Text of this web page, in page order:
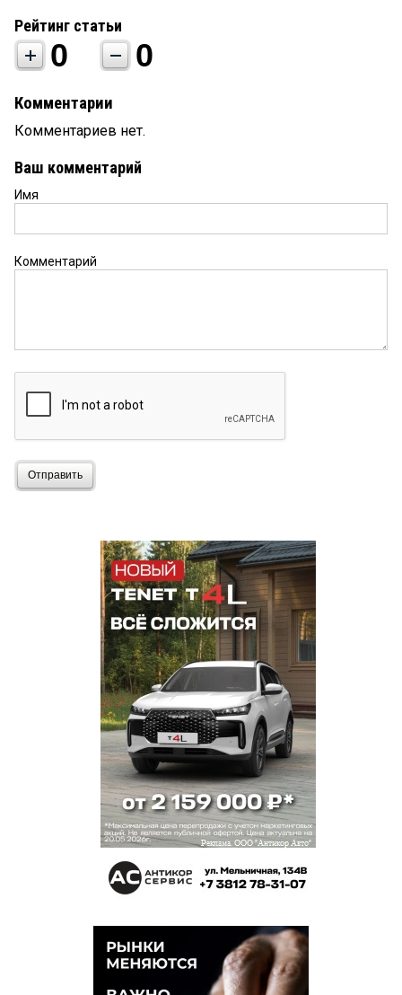
Рейтинг статьи
0 0
Комментарии
Комментариев нет.
Ваш комментарий
Имя
Комментарий
Отправить